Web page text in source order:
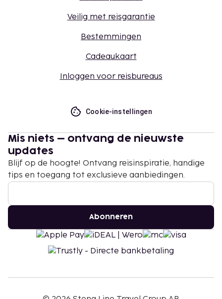
Veilig met reisgarantie
Bestemmingen
Cadeaukaart
Inloggen voor reisbureaus
Cookie-instellingen
Mis niets – ontvang de nieuwste
updates
Blijf op de hoogte! Ontvang reisinspiratie, handige
tips en toegang tot exclusieve aanbiedingen.
Abonneren